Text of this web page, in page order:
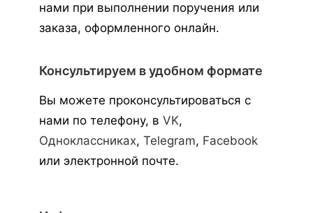
нами при выполнении поручения или
заказа, оформленного онлайн.
Консультируем в удобном формате
Вы можете проконсультироваться с
нами по телефону, в VK,
Одноклассниках, Telegram, Facebook
или электронной почте.